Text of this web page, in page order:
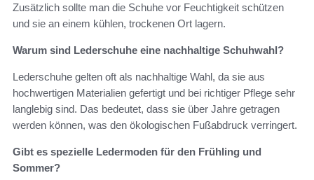
Zusätzlich sollte man die Schuhe vor Feuchtigkeit schützen
und sie an einem kühlen, trockenen Ort lagern.
Warum sind Lederschuhe eine nachhaltige Schuhwahl?
Lederschuhe gelten oft als nachhaltige Wahl, da sie aus
hochwertigen Materialien gefertigt und bei richtiger Pflege sehr
langlebig sind. Das bedeutet, dass sie über Jahre getragen
werden können, was den ökologischen Fußabdruck verringert.
Gibt es spezielle Ledermoden für den Frühling und
Sommer?